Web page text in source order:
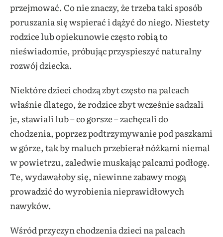
przejmować. Co nie znaczy, że trzeba taki sposób
poruszania się wspierać i dążyć do niego. Niestety
rodzice lub opiekunowie często robią to
nieświadomie, próbując przyspieszyć naturalny
rozwój dziecka.
Niektóre dzieci chodzą zbyt często na palcach
właśnie dlatego, że rodzice zbyt wcześnie sadzali
je, stawiali lub – co gorsze – zachęcali do
chodzenia, poprzez podtrzymywanie pod paszkami
w górze, tak by maluch przebierał nóżkami niemal
w powietrzu, zaledwie muskając palcami podłogę.
Te, wydawałoby się, niewinne zabawy mogą
prowadzić do wyrobienia nieprawidłowych
nawyków.
Wśród przyczyn chodzenia dzieci na palcach